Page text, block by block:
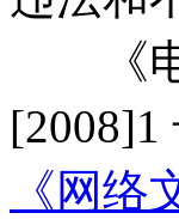
《电
[2008]1
《网